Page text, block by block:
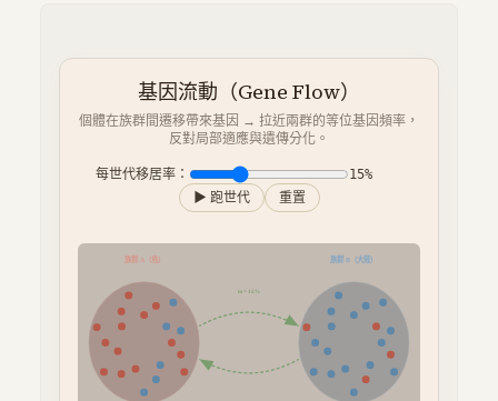
基因流動（Gene Flow）
個體在族群間遷移帶來基因 → 拉近兩群的等位基因頻率，
反對局部適應與遺傳分化。
每世代移居率： 15%
▶ 跑世代
重置
族群 A（島） 族群 B（大陸）
m = 15%